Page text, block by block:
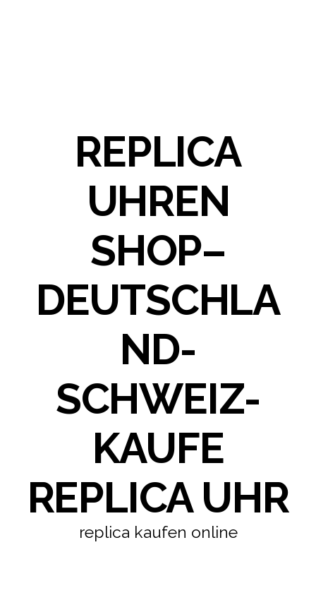
REPLICA
UHREN
SHOP–
DEUTSCHLA
ND-
SCHWEIZ-
KAUFE
REPLICA UHR
replica kaufen online